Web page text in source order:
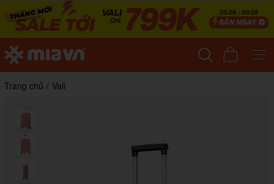
Trang chủ / Vali